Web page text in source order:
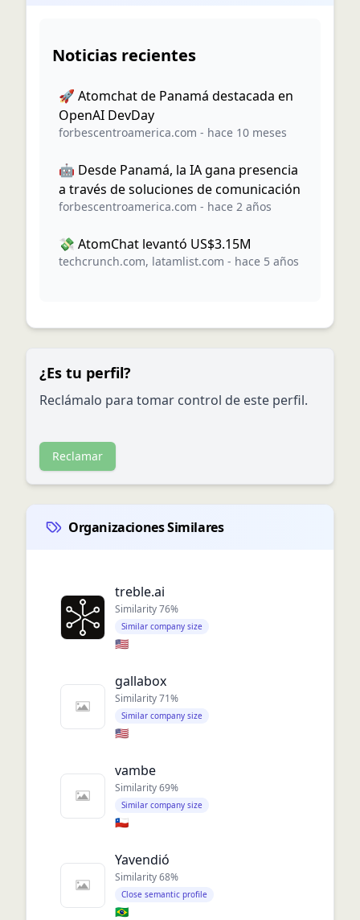
Noticias recientes
🚀 Atomchat de Panamá destacada en
OpenAI DevDay
forbescentroamerica.com - hace 10 meses
🤖 Desde Panamá, la IA gana presencia
a través de soluciones de comunicación
forbescentroamerica.com - hace 2 años
💸 AtomChat levantó US$3.15M
techcrunch.com, latamlist.com - hace 5 años
¿Es tu perfil?
Reclámalo para tomar control de este perfil.
Reclamar
Organizaciones Similares
treble.ai
Similarity76%
Similar company size
🇺🇸
gallabox
Similarity71%
Similar company size
🇺🇸
vambe
Similarity69%
Similar company size
🇨🇱
Yavendió
Similarity68%
Close semantic profile
🇧🇷